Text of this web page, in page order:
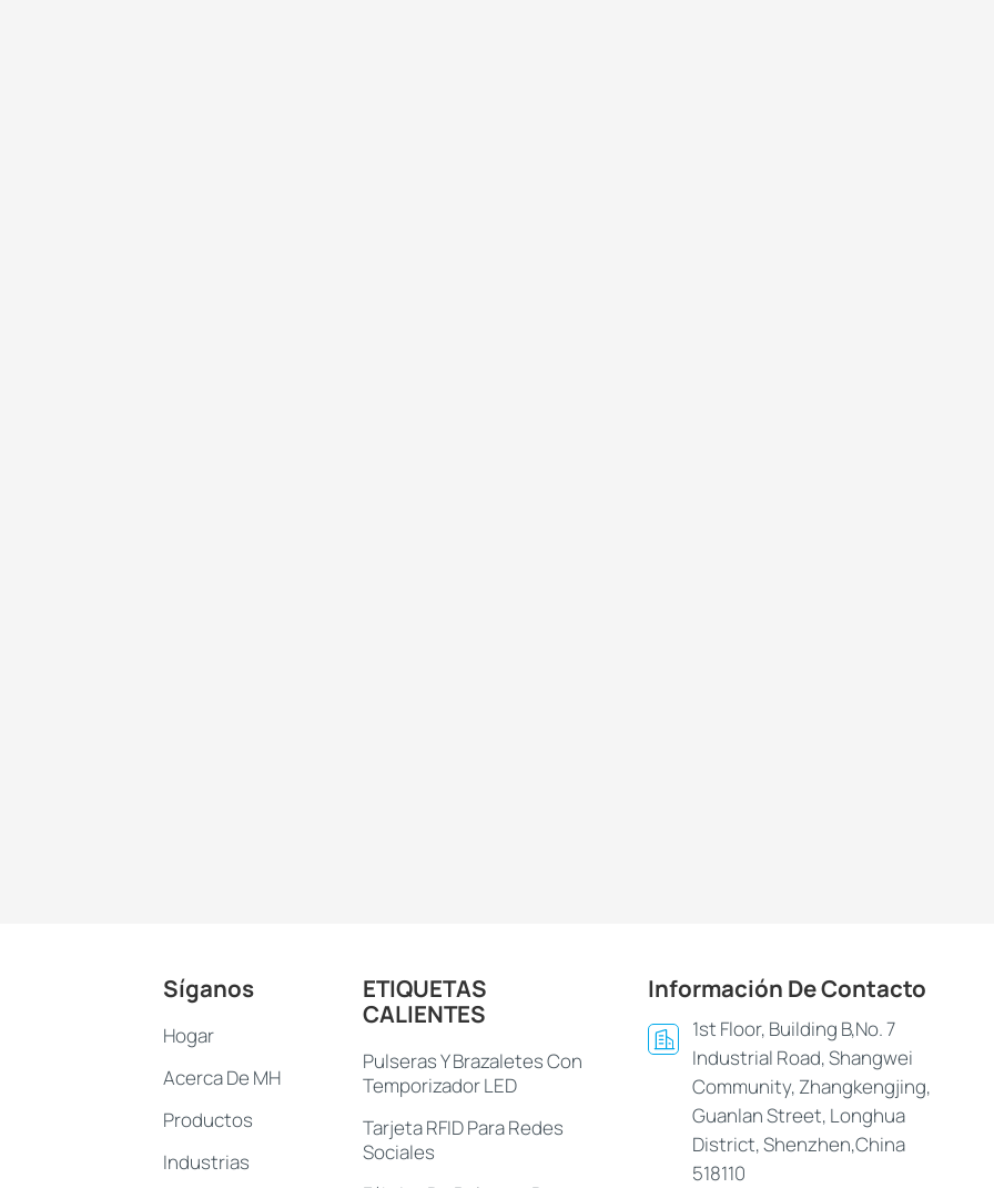
Información De Contacto
1st Floor, Building B,No. 7
Industrial Road, Shangwei
Community, Zhangkengjing,
Guanlan Street, Longhua
District, Shenzhen,China
518110
ETIQUETAS
CALIENTES
Pulseras Y Brazaletes Con
Temporizador LED
Tarjeta RFID Para Redes
Sociales
Síganos
Hogar
Acerca De MH
Productos
Industrias